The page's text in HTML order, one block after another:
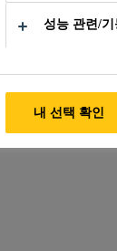
성능 관련/
내 선택 확인